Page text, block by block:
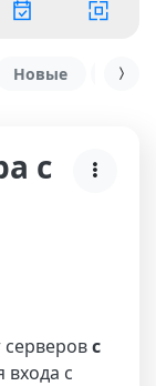
Новые С
с
с
входа с